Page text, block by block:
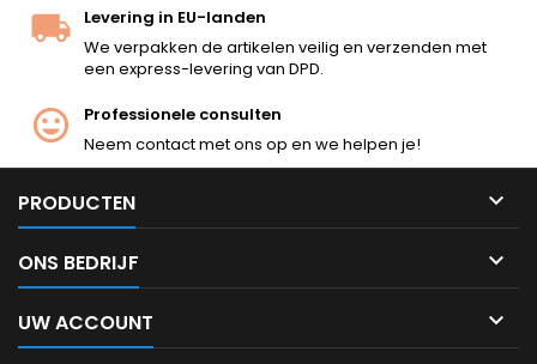
Levering in EU-landen
We verpakken de artikelen veilig en verzenden met
een express-levering van DPD.
Professionele consulten
Neem contact met ons op en we helpen je!
PRODUCTEN 
ONS BEDRIJF 
UW ACCOUNT 